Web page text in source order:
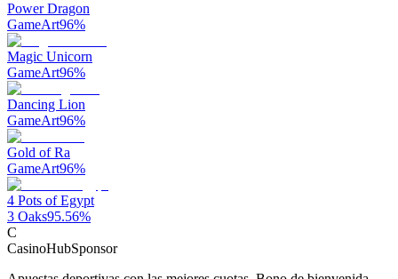
Power Dragon
GameArt96%
Magic Unicorn
GameArt96%
Dancing Lion
GameArt96%
Gold of Ra
GameArt96%
4 Pots of Egypt
3 Oaks95.56%
C
CasinoHubSponsor